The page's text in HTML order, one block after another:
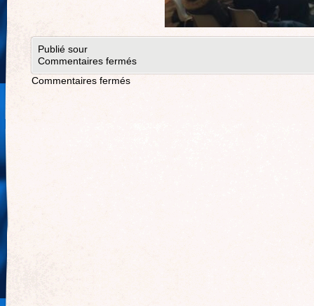
Publié sour
Commentaires fermés
Commentaires fermés